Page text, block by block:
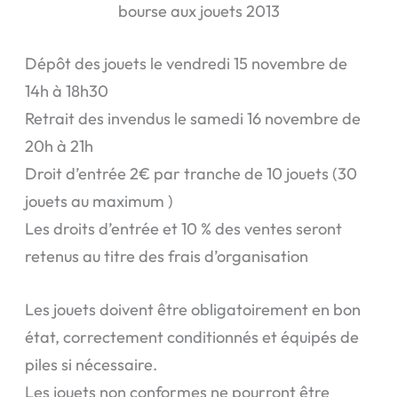
bourse aux jouets 2013
Dépôt des jouets le vendredi 15 novembre de
14h à 18h30
Retrait des invendus le samedi 16 novembre de
20h à 21h
Droit d’entrée 2€ par tranche de 10 jouets (30
jouets au maximum )
Les droits d’entrée et 10 % des ventes seront
retenus au titre des frais d’organisation
Les jouets doivent être obligatoirement en bon
état, correctement conditionnés et équipés de
piles si nécessaire.
Les jouets non conformes ne pourront être